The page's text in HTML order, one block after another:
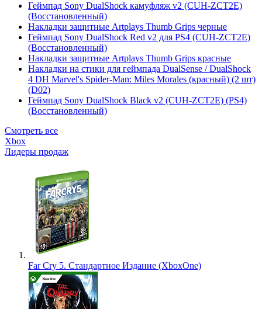
Геймпад Sony DualShock камуфляж v2 (CUH-ZCT2E)
(Восстановленный)
Накладки защитные Artplays Thumb Grips черные
Геймпад Sony DualShock Red v2 для PS4 (CUH-ZCT2E)
(Восстановленный)
Накладки защитные Artplays Thumb Grips красные
Накладки на стики для геймпада DualSense / DualShock
4 DH Marvel's Spider-Man: Miles Morales (красный) (2 шт)
(D02)
Геймпад Sony DualShock Black v2 (CUH-ZCT2E) (PS4)
(Восстановленный)
Смотреть все
Xbox
Лидеры продаж
Far Cry 5. Стандартное Издание (XboxOne)